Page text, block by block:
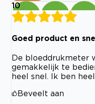
10
Goed product en
De bloeddrukmeter
gemakkelijk te
heel snel. Ik ben
Beveelt aan